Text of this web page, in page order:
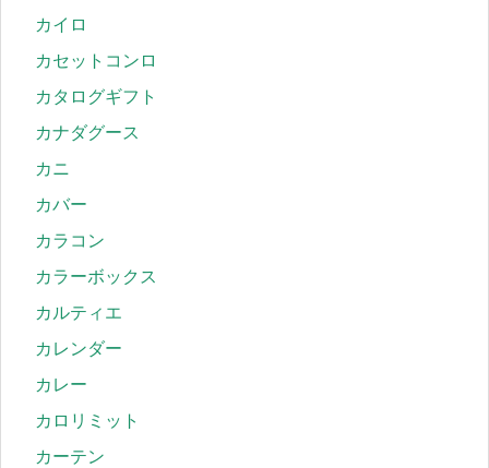
カイロ
カセットコンロ
カタログギフト
カナダグース
カニ
カバー
カラコン
カラーボックス
カルティエ
カレンダー
カレー
カロリミット
カーテン